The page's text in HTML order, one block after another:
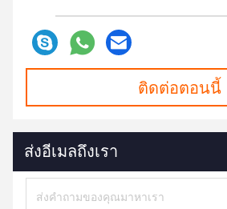
ติดต่อตอนนี้
ส่งอีเมลถึงเรา